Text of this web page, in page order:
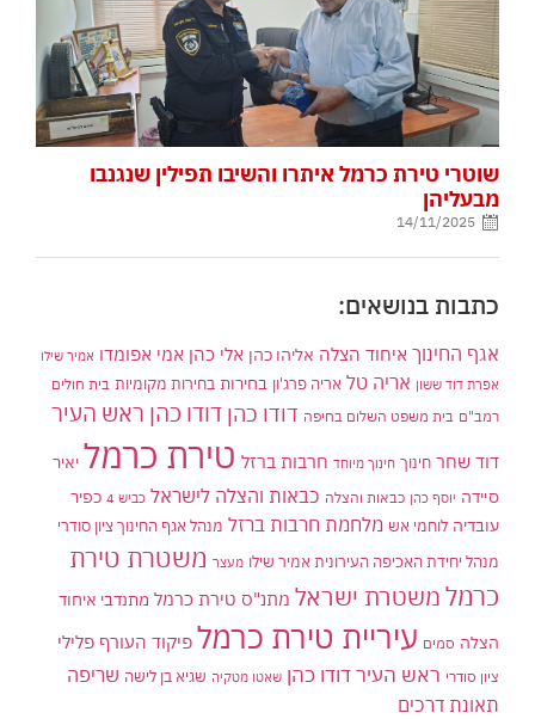
שוטרי טירת כרמל איתרו והשיבו תפילין שנגנבו
מבעליהן
14/11/2025
כתבות בנושאים:
אגף החינוך איחוד הצלה אליהו כהן אלי כהן אמי אפומדו אמיר שילו
אפרת דוד ששון אריה טל אריה פרג'ון בחירות בחירות מקומיות בית חולים
רמב"ם בית משפט השלום בחיפה דודו כהן דודו כהן ראש העיר
דוד שחר חינוך חינוך מיוחד חרבות ברזל טירת כרמל יאיר
סיידה יוסף כהן כבאות והצלה כבאות והצלה לישראל כביש 4
כפיר
עובדיה לוחמי אש מלחמת חרבות ברזל מנהל אגף החינוך ציון סודרי
מנהל יחידת האכיפה העירונית אמיר שילו מעצר משטרת טירת
כרמלמשטרת ישראל מתנ"ס טירת כרמל מתנדבי איחוד
הצלה סמים עיריית טירת כרמל פיקוד העורף פלילי
ציון סודרי ראש העיר דודו כהן שאטו מטקיה שגיא בן לישה שריפה
תאונת דרכים